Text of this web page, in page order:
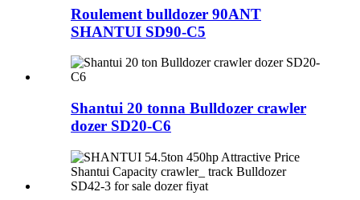
Roulement bulldozer 90ANT
SHANTUI SD90-C5
Shantui 20 tonna Bulldozer crawler
dozer SD20-C6